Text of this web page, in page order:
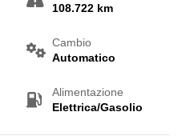
108.722 km
Cambio
Automatico
Alimentazione
Elettrica/Gasolio